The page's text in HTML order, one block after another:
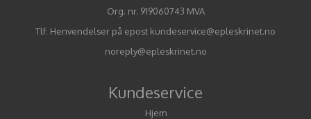
Org. nr. 919060743 MVA
Tlf: Henvendelser på epost kundeservice@epleskrinet.no
noreply@epleskrinet.no
Kundeservice
Hjem